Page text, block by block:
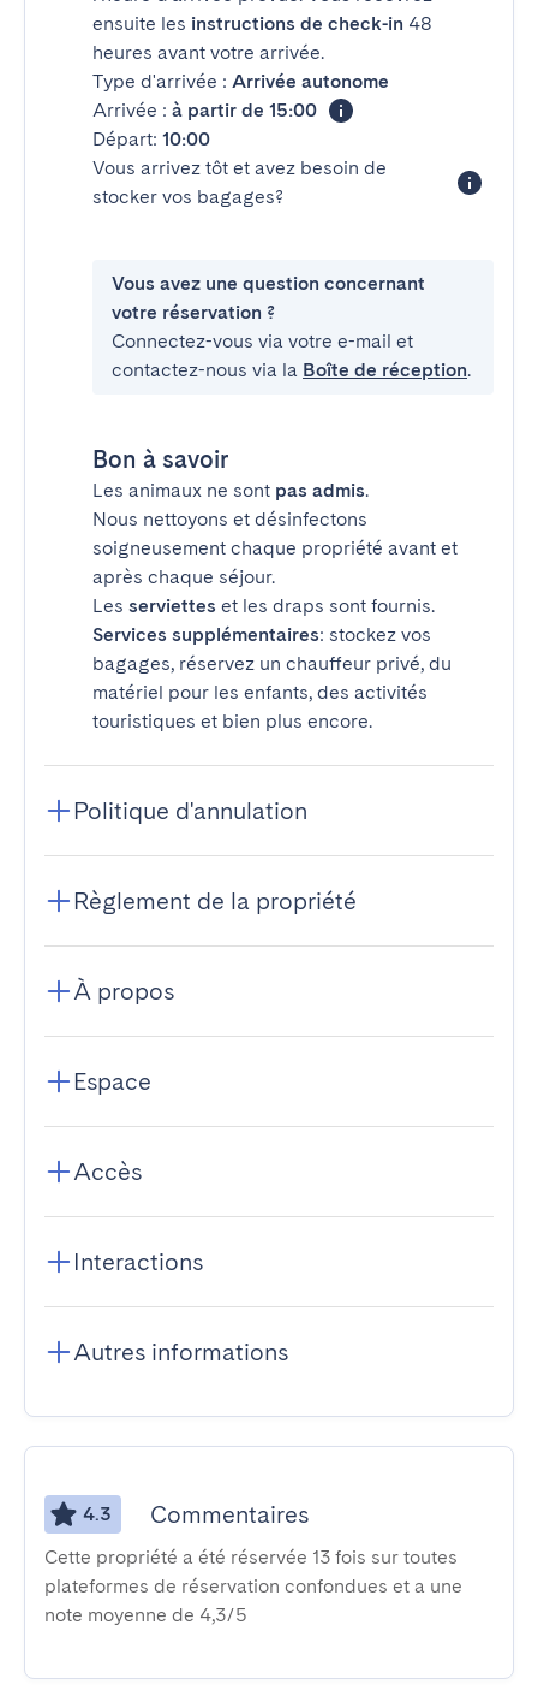
ensuite les instructions de check-in 48
heures avant votre arrivée.
Type d'arrivée : Arrivée autonome
Arrivée : à partir de 15:00
Départ: 10:00
Vous arrivez tôt et avez besoin de
stocker vos bagages?
Vous avez une question concernant
votre réservation ?
Connectez-vous via votre e-mail et
contactez-nous via la Boîte de réception.
Bon à savoir
Les animaux ne sont pas admis.
Nous nettoyons et désinfectons
soigneusement chaque propriété avant et
après chaque séjour.
Les serviettes et les draps sont fournis.
Services supplémentaires: stockez vos
bagages, réservez un chauffeur privé, du
matériel pour les enfants, des activités
touristiques et bien plus encore.
Politique d'annulation
Règlement de la propriété
À propos
Espace
Accès
Interactions
Autres informations
4.3 Commentaires
Cette propriété a été réservée 13 fois sur toutes
plateformes de réservation confondues et a une
note moyenne de 4,3/5